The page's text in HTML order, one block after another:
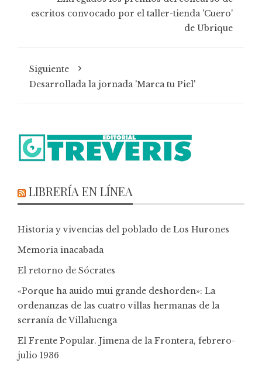
escritos convocado por el taller-tienda 'Cuero'
de Ubrique
Siguiente
Desarrollada la jornada 'Marca tu Piel'
LIBRERÍA EN LÍNEA
Historia y vivencias del poblado de Los Hurones
Memoria inacabada
El retorno de Sócrates
«Porque ha auido mui grande deshorden»: La
ordenanzas de las cuatro villas hermanas de la
serranía de Villaluenga
El Frente Popular. Jimena de la Frontera, febrero-
julio 1936